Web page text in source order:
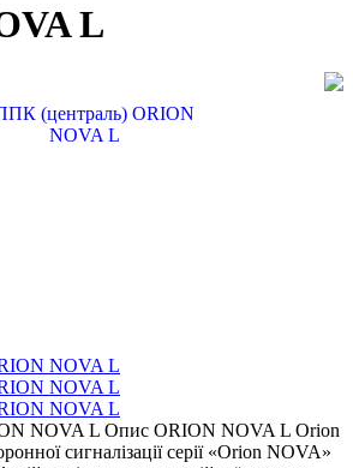
L
NOVA L Опис ORION NOVA L Orion
сигналізації серії «Orion NOVA»